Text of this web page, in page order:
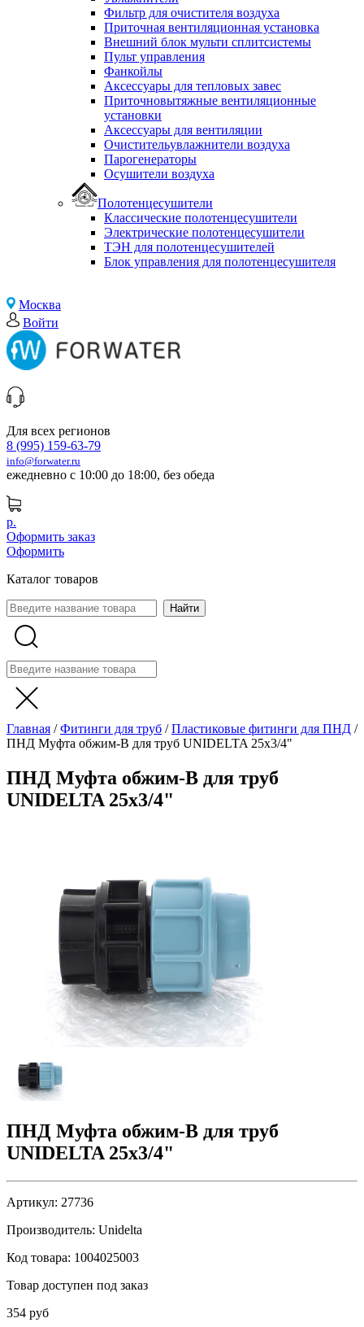
Фильтр для очистителя воздуха
Приточная вентиляционная установка
Внешний блок мульти сплитсистемы
Пульт управления
Фанкойлы
Аксессуары для тепловых завес
Приточновытяжные вентиляционные
установки
Аксессуары для вентиляции
Очистительувлажнители воздуха
Парогенераторы
Осушители воздуха
Полотенцесушители
Классические полотенцесушители
Электрические полотенцесушители
ТЭН для полотенцесушителей
Блок управления для полотенцесушителя
Москва
Войти
Для всех регионов
8 (995) 159-63-79
info@forwater.ru
ежедневно с 10:00 до 18:00, без обеда
р.
Оформить заказ
Оформить
Каталог товаров
Главная /Фитинги для труб /Пластиковые фитинги для ПНД /
ПНД Муфта обжим-В для труб UNIDELTA 25x3/4"
ПНД Муфта обжим-В для труб
UNIDELTA 25x3/4"
ПНД Муфта обжим-В для труб
UNIDELTA 25x3/4"
Артикул: 27736
Производитель: Unidelta
Код товара: 1004025003
Товар доступен под заказ
354 руб